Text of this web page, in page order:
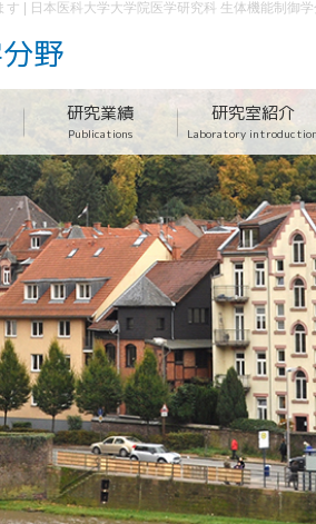
| 日本医科大学大学院医学研究科 生体機能制
野
研究業績
Publications
研究室紹介
Laboratory introduction